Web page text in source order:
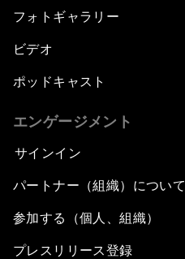
フォトギャラリー
ビデオ
ポッドキャスト
エンゲージメント
サインイン
パートナー（組織）について
参加する（個人、組織）
プレスリリース登録